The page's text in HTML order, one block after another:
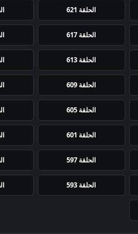
الحلقة 621
الحلقة 617
الحلقة 613
الحلقة 609
الحلقة 605
الحلقة 601
الحلقة 597
الحلقة 593